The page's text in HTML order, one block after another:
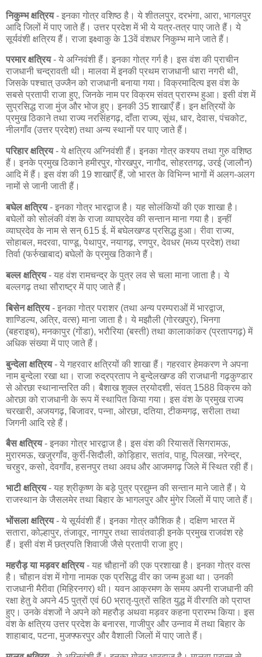
निकुम्भ क्षत्रिय- इनका गोत्र वशिष्ठ है। ये शीतलपुर, दरभंगा, आरा, भागलपुर
आदि जिलों में पाए जाते हैं। उत्तर प्रदेश में भी ये यत्र-तत्र पाए जाते हैं। ये
सूर्यवंशी क्षत्रिय हैं। राजा इक्ष्वाकु के 13वें वंशधर निकुम्भ माने जाते हैं।
परमार क्षत्रिय- ये अग्निवंशी हैं। इनका गोत्र गर्ग है। इस वंश की प्राचीन
राजधानी चन्द्रावती थी। मालवा में इनकी प्रथम राजधानी धारा नगरी थी,
जिसके पश्चात् उज्जैन को राजधानी बनाया गया। विक्रमादित्य इस वंश के
सबसे प्रतापी राजा हुए, जिनके नाम पर विक्रम संवत् प्रारम्भ हुआ। इसी वंश में
सुप्रसिद्ध राजा मुंज और भोज हुए। इनकी 35 शाखाएँ हैं। इन क्षत्रियों के
प्रमुख ठिकाने तथा राज्य नरसिंहगढ़, दाँता राज्य, सूंथ, धार, देवास, पंचकोट,
नीलगाँव (उत्तर प्रदेश) तथा अन्य स्थानों पर पाए जाते हैं।
परिहार क्षत्रिय- ये क्षत्रिय अग्निवंशी हैं। इनका गोत्र कश्यप तथा गुरु वशिष्ठ
हैं। इनके प्रमुख ठिकाने हमीरपुर, गोरखपुर, नागौद, सोहरतगढ़, उरई (जालौन)
आदि में हैं। इस वंश की 19 शाखाएँ हैं, जो भारत के विभिन्न भागों में अलग-अलग
नामों से जानी जाती हैं।
बघेल क्षत्रिय- इनका गोत्र भारद्वाज है। यह सोलंकियों की एक शाखा है।
बघेलों को सोलंकी वंश के राजा व्याघ्रदेव की सन्तान माना गया है। इन्हीं
व्याघ्रदेव के नाम से सन् 615 ई. में बघेलखण्ड प्रसिद्ध हुआ। रीवा राज्य,
सोहाबल, मदरवा, पाण्डू, पेथापुर, नयागढ़, रणपुर, देवधर (मध्य प्रदेश) तथा
तिर्वा (फर्रुखाबाद) बघेलों के प्रमुख ठिकाने हैं।
बल्ल क्षत्रिय- यह वंश रामचन्द्र के पुत्र लव से चला माना जाता है। ये
बल्लगढ़ तथा सौराष्ट्र में पाए जाते हैं।
बिसेन क्षत्रिय- इनका गोत्र पराशर (तथा अन्य परम्पराओं में भारद्वाज,
शाण्डिल्य, अत्रि, वत्स) माना जाता है। ये मझौली (गोरखपुर), भिनगा
(बहराइच), मनकापुर (गोंडा), भरौरिया (बस्ती) तथा कालाकांकर (प्रतापगढ़) में
अधिक संख्या में पाए जाते हैं।
बुन्देला क्षत्रिय- ये गहरवार क्षत्रियों की शाखा हैं। गहरवार हेमकरण ने अपना
नाम बुन्देला रखा था। राजा रुद्रप्रताप ने बुन्देलखण्ड की राजधानी गढ़कुण्डार
से ओरछा स्थानान्तरित की। बैशाख शुक्ल त्रयोदशी, संवत् 1588 विक्रम को
ओरछा को राजधानी के रूप में स्थापित किया गया। इस वंश के प्रमुख राज्य
चरखारी, अजयगढ़, बिजावर, पन्ना, ओरछा, दतिया, टीकमगढ़, सरीला तथा
जिगनी आदि रहे हैं।
बैस क्षत्रिय- इनका गोत्र भारद्वाज है। इस वंश की रियासतें सिगरामऊ,
मुरारमऊ, खजुरगाँव, कुर्री-सिदौली, कोड़िहार, सतांव, पाहू, पिलखा, नरेन्द्र,
चरहुर, कसो, देवगाँव, हसनपुर तथा अवध और आजमगढ़ जिले में स्थित रही हैं।
भाटी क्षत्रिय- यह श्रीकृष्ण के बड़े पुत्र प्रद्युम्न की सन्तान माने जाते हैं। ये
राजस्थान के जैसलमेर तथा बिहार के भागलपुर और मुंगेर जिलों में पाए जाते हैं।
भोंसला क्षत्रिय- ये सूर्यवंशी हैं। इनका गोत्र कौशिक है। दक्षिण भारत में
सतारा, कोल्हापुर, तंजावूर, नागपुर तथा सावंतवाड़ी इनके प्रमुख राजवंश रहे
हैं। इसी वंश में छत्रपति शिवाजी जैसे प्रतापी राजा हुए।
महरौड़ या मड़वर क्षत्रिय- यह चौहानों की एक प्रशाखा है। इनका गोत्र वत्स
है। चौहान वंश में गोगा नामक एक प्रसिद्ध वीर का जन्म हुआ था। उनकी
राजधानी मैरीवा (मिहिरनगर) थी। यवन आक्रमण के समय अपनी राजधानी की
रक्षा हेतु वे अपने 45 पुत्रों एवं 60 भ्रातृ-पुत्रों सहित युद्ध में वीरगति को प्राप्त
हुए। उनके वंशजों ने अपने को महरौड़ अथवा मड़वर कहना प्रारम्भ किया। इस
वंश के क्षत्रिय उत्तर प्रदेश के बनारस, गाजीपुर और उन्नाव में तथा बिहार के
शाहाबाद, पटना, मुजफ्फरपुर और वैशाली जिलों में पाए जाते हैं।